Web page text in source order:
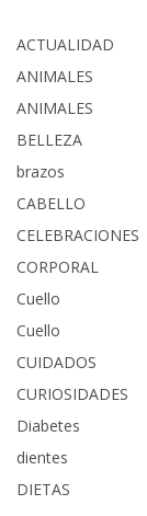
ACTUALIDAD
ANIMALES
ANIMALES
BELLEZA
brazos
CABELLO
CELEBRACIONES
CORPORAL
Cuello
Cuello
CUIDADOS
CURIOSIDADES
Diabetes
dientes
DIETAS